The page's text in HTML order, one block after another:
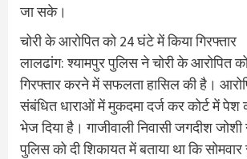
जा सके।
चोरी के आरोपित को 24 घंटे में किया गिरफ्तार
लालढांग: श्यामपुर पुलिस ने चोरी के आरोपित
गिरफ्तार करने में सफलता हासिल की है।
संबंधित धाराओं में मुकदमा दर्ज कर कोर्ट में
भेज दिया है। गाजीवाली निवासी जगदीश
पुलिस को दी शिकायत में बताया था कि